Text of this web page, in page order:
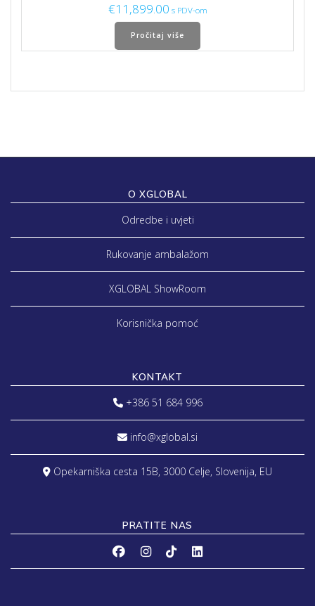
€11,899.00 s PDV-om
Pročitaj više
O XGLOBAL
Odredbe i uvjeti
Rukovanje ambalažom
XGLOBAL ShowRoom
Korisnička pomoć
KONTAKT
+386 51 684 996
info@xglobal.si
Opekarniška cesta 15B, 3000 Celje, Slovenija, EU
PRATITE NAS